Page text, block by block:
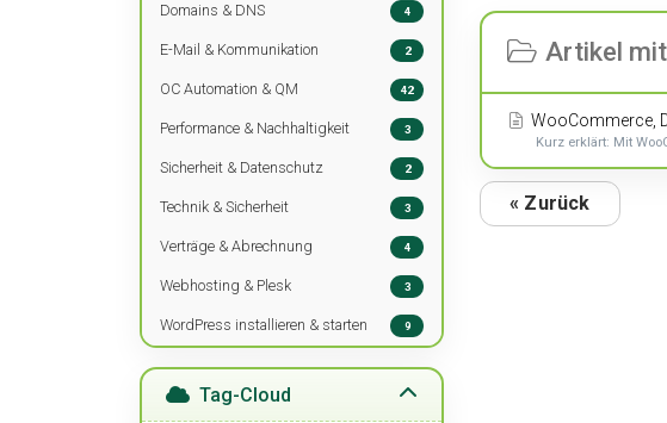
Domains & DNS 4
E-Mail & Kommunikation 2
OC Automation & QM 42
Performance & Nachhaltigkeit 3
Sicherheit & Datenschutz 2
Technik & Sicherheit 3
Verträge & Abrechnung 4
Webhosting & Plesk 3
WordPress installieren & starten 9
Tag-Cloud
Artikel
WooCommerce,
Kurz erklärt: Mit
« Zurück